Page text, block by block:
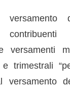
versamento
versamenti
e trimestrali
versamento